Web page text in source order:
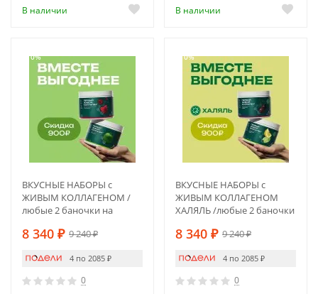
В наличии В наличии
-10%
ВКУСНЫЕ НАБОРЫ с
ЖИВЫМ КОЛЛАГЕНОМ /
любые 2 баночки на
желанию
8 340 ₽ 9 240₽
4 по 2085 ₽
0
-10%
ВКУСНЫЕ НАБОРЫ с
ЖИВЫМ КОЛЛАГЕНОМ
ХАЛЯЛЬ /любые 2 баночки
8 340 ₽ 9 240₽
4 по 2085 ₽
0